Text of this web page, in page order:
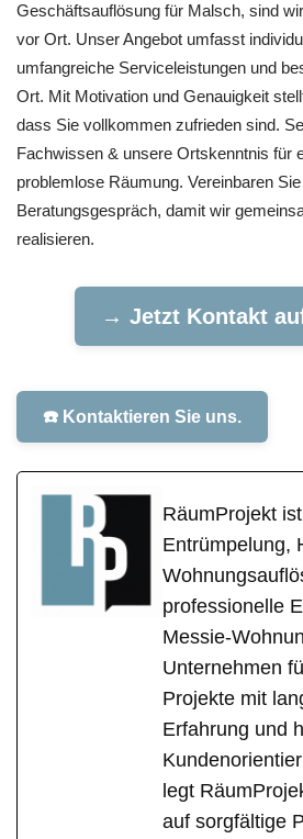
Geschäftsauflösung für Malsch, sind
vor Ort. Unser Angebot umfasst
umfangreiche Serviceleistungen und
Ort. Mit Motivation und Genauigkeit
dass Sie vollkommen zufrieden sind.
Fachwissen & unsere Ortskenntnis für
problemlose Räumung. Vereinbaren
Beratungsgespräch, damit wir
realisieren.
→ Jetzt Kontakt
☎️ Kontaktieren Sie uns.
RäumProjekt
Entrümpelung,
professionelle
Messie-
Unternehmen
Projekte mit
Erfahrung und
legt
auf sorgfältige